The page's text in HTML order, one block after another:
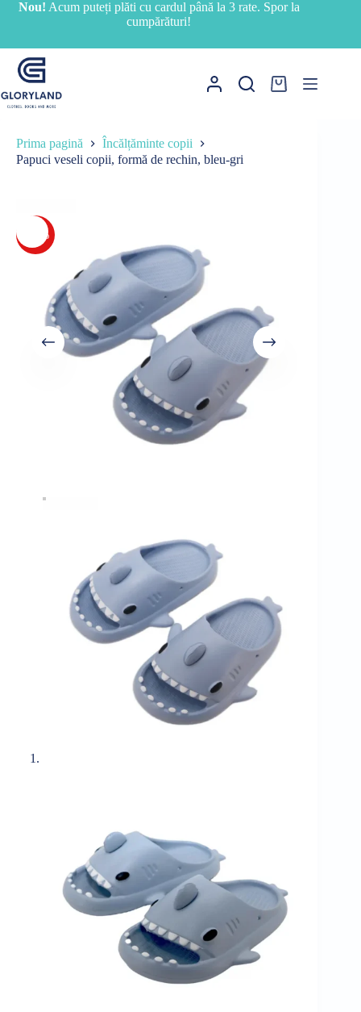
SariNou! Acum puteți plăti cu cardul până la 3 rate. Spor la
cumpărături!
Coș
Prima pagină
Încălțăminte copii
Papuci veseli copii, formă de rechin, bleu-gri
-24%